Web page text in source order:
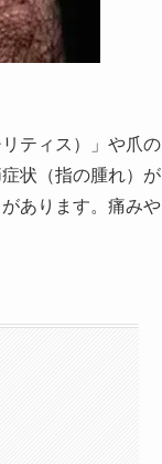
ティス）」や爪の
状（指の腫れ）が
あります。痛みや